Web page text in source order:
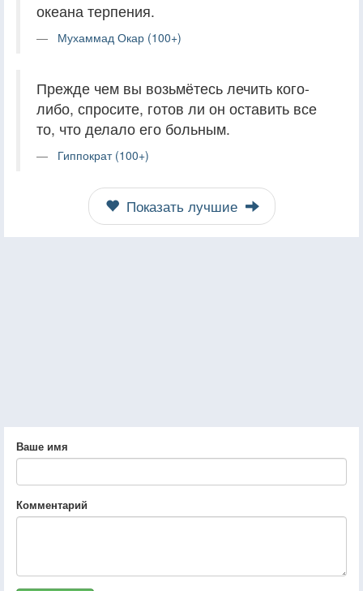
океана терпения.
Мухаммад Окар (100+)
Прежде чем вы возьмётесь лечить кого-
либо, спросите, готов ли он оставить все
то, что делало его больным.
Гиппократ (100+)
Показать лучшие
Ваше имя
Комментарий